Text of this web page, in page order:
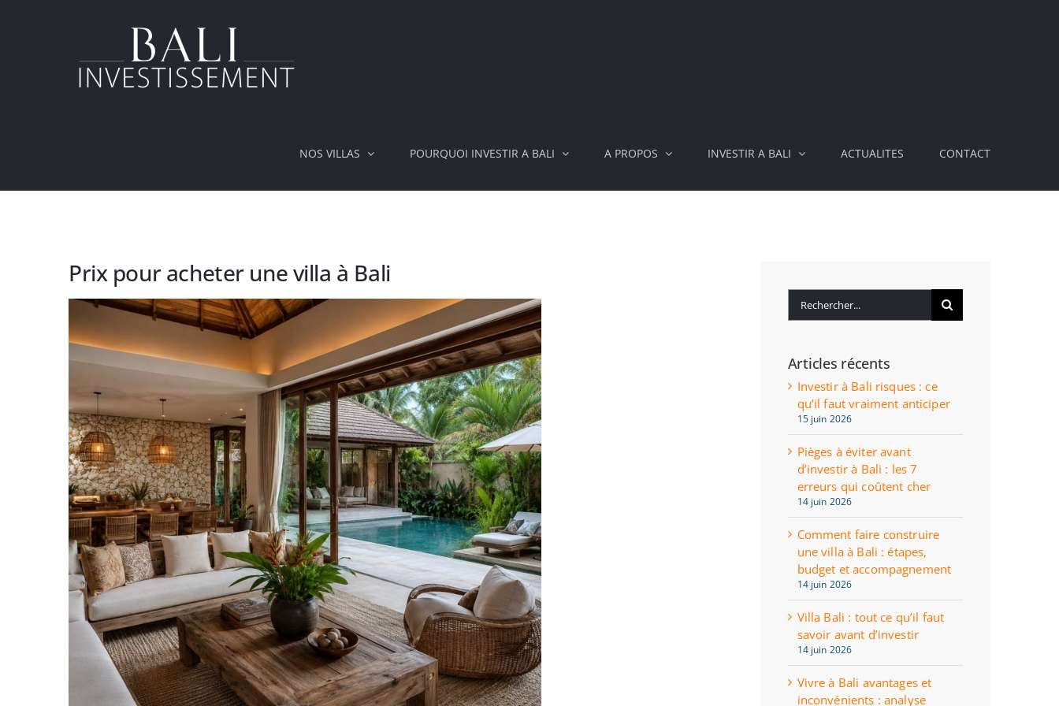
NOS VILLAS POURQUOI INVESTIR A BALI A PROPOS INVESTIR A BALI ACTUALITES CONTACT
Prix pour acheter une villa à Bali
Rechercher:
Articles récents
Investir à Bali risques : ce
qu’il faut vraiment anticiper
15 juin 2026
Pièges à éviter avant
d’investir à Bali : les 7
erreurs qui coûtent cher
14 juin 2026
Comment faire construire
une villa à Bali : étapes,
budget et accompagnement
14 juin 2026
Villa Bali : tout ce qu’il faut
savoir avant d’investir
14 juin 2026
Vivre à Bali avantages et
inconvénients : analyse